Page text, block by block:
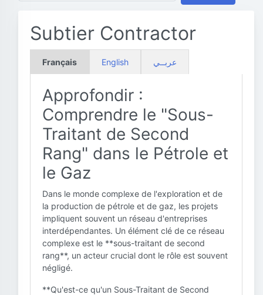
Subtier Contractor
Français English عربــي
Approfondir :
Comprendre le "Sous-
Traitant de Second
Rang" dans le Pétrole et
le Gaz
Dans le monde complexe de l'exploration et de
la production de pétrole et de gaz, les projets
impliquent souvent un réseau d'entreprises
interdépendantes. Un élément clé de ce réseau
complexe est le **sous-traitant de second
rang**, un acteur crucial dont le rôle est souvent
négligé.
**Qu'est-ce qu'un Sous-Traitant de Second